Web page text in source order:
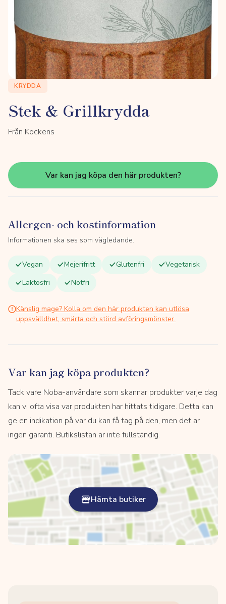
KRYDDA
Stek & Grillkrydda
Från Kockens
Var kan jag köpa den här produkten?
Allergen- och kostinformation
Informationen ska ses som vägledande.
Vegan Mejerifritt Glutenfri
Vegetarisk
Laktosfri
Nötfri
Känslig mage? Kolla om den här produkten kan utlösa
uppsvälldhet, smärta och störd avföringsmönster.
Var kan jag köpa produkten?
Tack vare Noba-användare som skannar produkter varje dag
kan vi ofta visa var produkten har hittats tidigare. Detta kan
ge en indikation på var du kan få tag på den, men det är
ingen garanti. Butikslistan är inte fullständig.
Hämta butiker